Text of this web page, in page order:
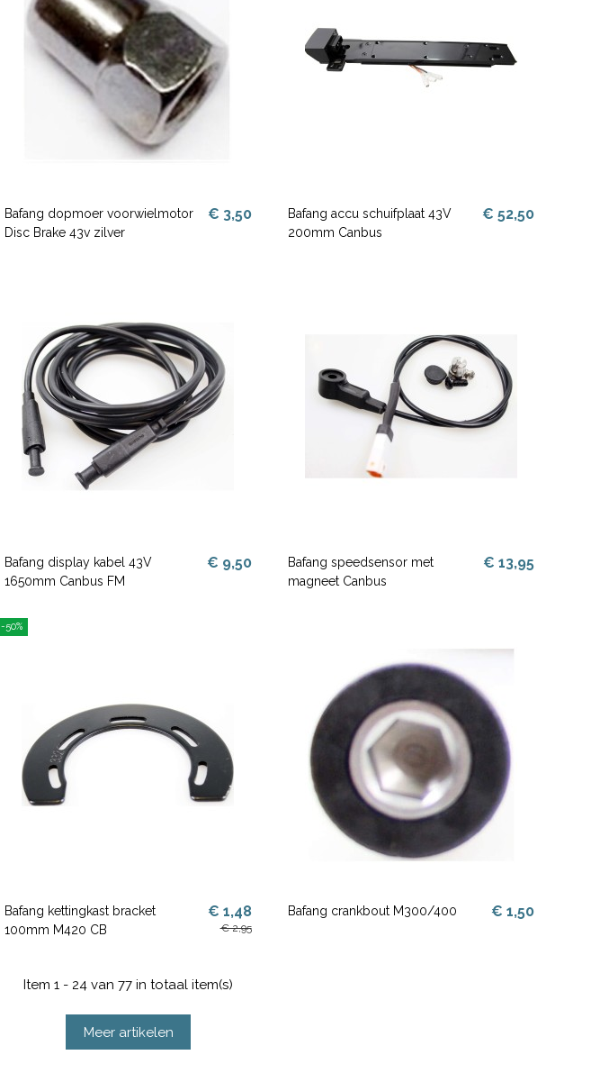
Bafang dopmoer voorwielmotor
Disc Brake 43v zilver
€ 3,50
Bafang accu schuifplaat 43V
200mm Canbus
€ 52,50
Bafang display kabel 43V
1650mm Canbus FM
€ 9,50
Bafang speedsensor met
magneet Canbus
€ 13,95
-50%
Bafang kettingkast bracket
100mm M420 CB
€ 1,48
€ 2,95
Bafang crankbout M300/400 € 1,50
Item 1 - 24 van 77 in totaal item(s)
Meer artikelen